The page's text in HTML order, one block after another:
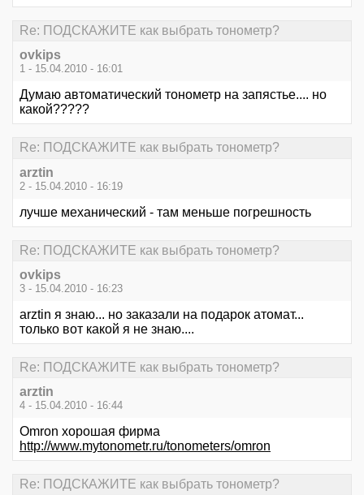
Re: ПОДСКАЖИТЕ как выбрать тонометр?
ovkips
1 - 15.04.2010 - 16:01
Думаю автоматический тонометр на запястье.... но
какой?????
Re: ПОДСКАЖИТЕ как выбрать тонометр?
arztin
2 - 15.04.2010 - 16:19
лучше механический - там меньше погрешность
Re: ПОДСКАЖИТЕ как выбрать тонометр?
ovkips
3 - 15.04.2010 - 16:23
arztin я знаю... но заказали на подарок атомат...
только вот какой я не знаю....
Re: ПОДСКАЖИТЕ как выбрать тонометр?
arztin
4 - 15.04.2010 - 16:44
Omron хорошая фирма
http://www.mytonometr.ru/tonometers/omron
Re: ПОДСКАЖИТЕ как выбрать тонометр?